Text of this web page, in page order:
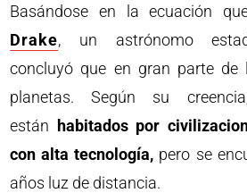
Basándose en la ecuación
Drake, un astrónomo
concluyó que en gran parte de
planetas. Según su
están habitados por
con alta tecnología, pero se
años luz de distancia.